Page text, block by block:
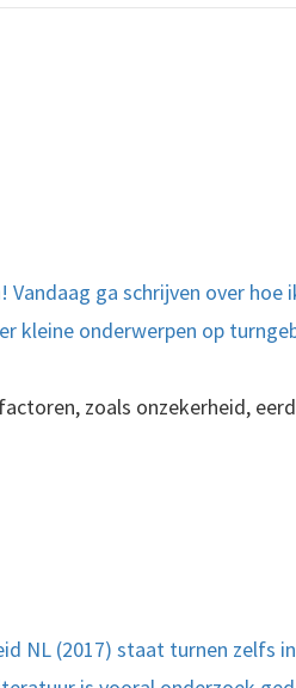
ga schrijven over hoe
kleine onderwerpen op
zoals onzekerheid,
NL (2017) staat turnen zelfs